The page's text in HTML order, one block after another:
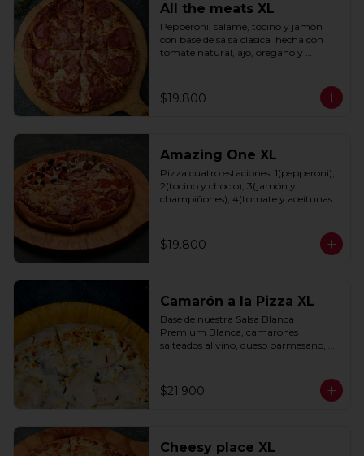
All the meats XL
Pepperoni, salame, tocino y jamón
con base de salsa clasica  hecha con
tomate natural, ajo, oregano y
$19.800
Amazing One XL
Pizza cuatro estaciones: 1(pepperoni),
2(tocino y choclo), 3(jamón y
champiñones), 4(tomate y aceitunas
oregano y especias.
$19.800
Camarón a la Pizza XL
Base de nuestra Salsa Blanca
Premium Blanca, camarones
salteados al vino, queso parmesano,
$21.900
Cheesy place XL